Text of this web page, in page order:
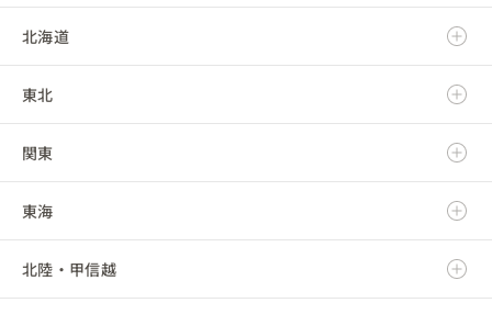
北海道
北海道
東北
青森県
岩手県
宮城県
関東
茨城県
栃木県
東海
岐阜県
北陸・甲信越